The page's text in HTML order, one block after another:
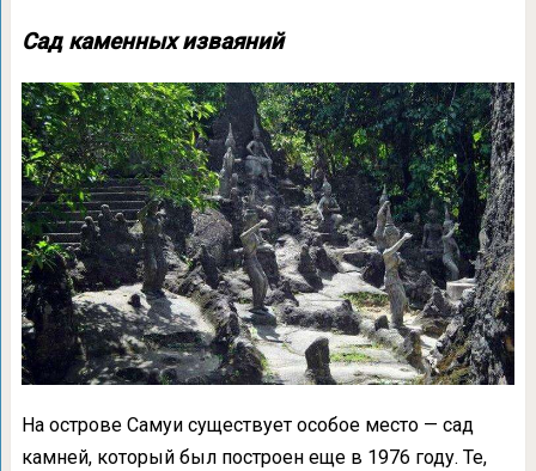
Сад каменных изваяний
На острове Самуи существует особое место — сад
камней, который был построен еще в 1976 году. Те,